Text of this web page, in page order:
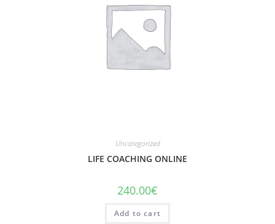
Uncategorized
LIFE COACHING ONLINE
240.00€
Add to cart